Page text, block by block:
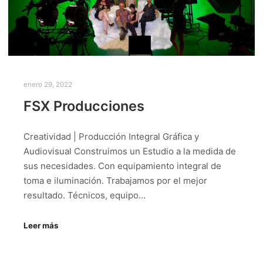
enero 29, 2022
FSX Producciones
Creatividad | Producción Integral Gráfica y
Audiovisual Construimos un Estudio a la medida de
sus necesidades. Con equipamiento integral de
toma e iluminación. Trabajamos por el mejor
resultado. Técnicos, equipo…
Leer más